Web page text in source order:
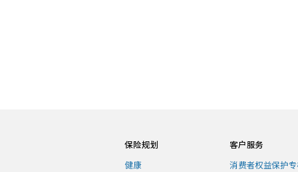
保险规划
健康
客户服务
消费者权益保护